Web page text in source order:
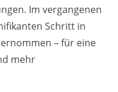
Im vergangenen
Schritt in
– für eine
mehr